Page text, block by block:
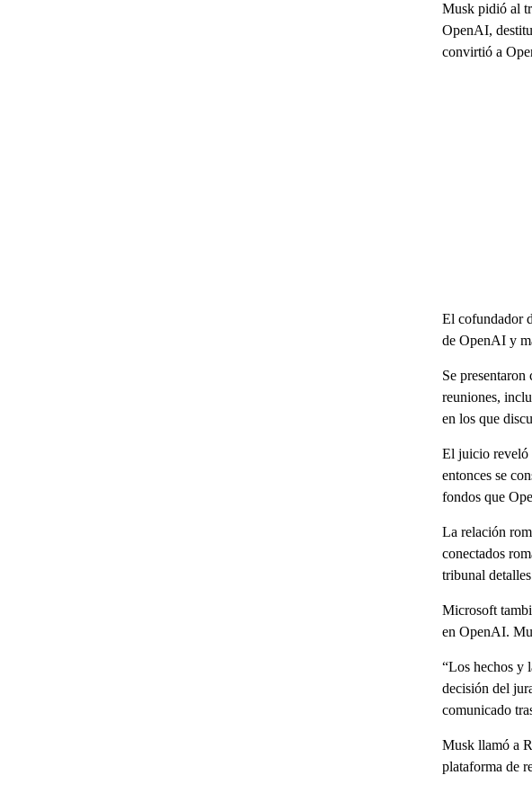
Musk pidió al
OpenAI,
convirtió a
El cofundador
de OpenAI y
Se
reuniones,
en los que
El juicio reveló
entonces se
fondos que
La relación
conectados
tribunal
Microsoft
en OpenAI.
“Los hechos y
decisión del
comunicado
Musk llamó a
plataforma de